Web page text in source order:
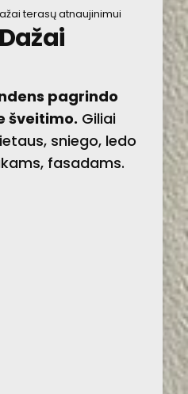
APSAUGOS
terasų atnaujinimui
pagrindo
šveitimo. Giliai
sniego, ledo
fasadams.